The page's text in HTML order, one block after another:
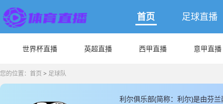
首页 足球直播
世界杯直播 英超直播 西甲直播 意甲直播
您的位置： 首页 > 足球队
利尔俱乐部(简称：利尔)是由芬